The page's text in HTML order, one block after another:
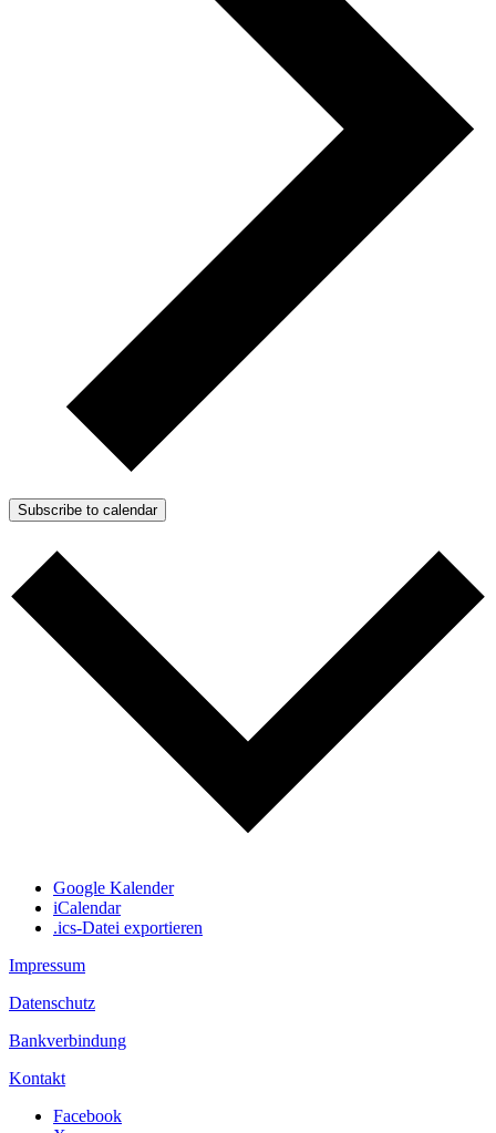
Subscribe to calendar
Google Kalender
iCalendar
.ics-Datei exportieren
Impressum
Datenschutz
Bankverbindung
Kontakt
Facebook